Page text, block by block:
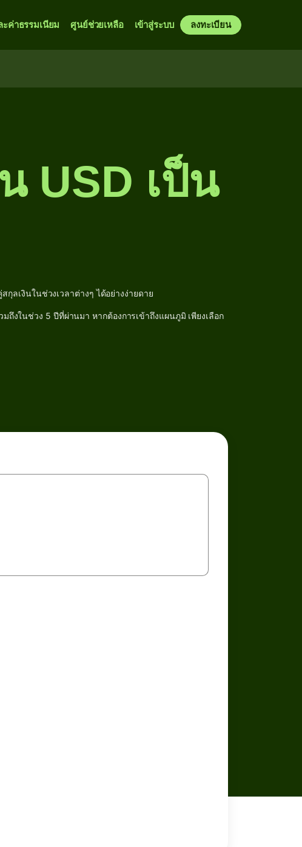
ค่าธรรมเนียม ศูนย์ช่วยเหลือ เข้าสู่ระบบ ลงทะเบียน
USD เป็น
ลเงินในช่วงเวลาต่างๆ ได้อย่างง่ายดาย
งในช่วง 5 ปีที่ผ่านมา หากต้องการเข้าถึงแผนภูมิ เพียงเลือก